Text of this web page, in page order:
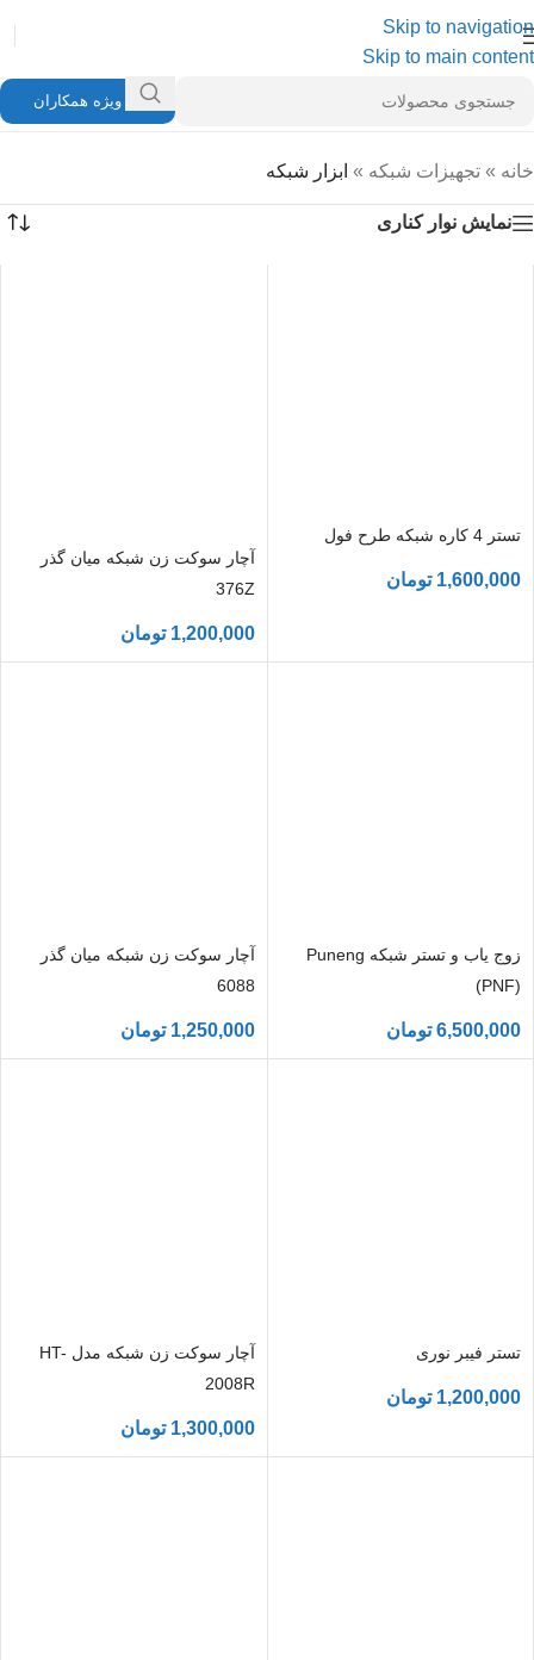
Skip to navigation
Skip to main content
ویژه همکاران
خانه » تجهیزات شبکه » ابزار شبکه
نمایش نوار کناری
تستر 4 کاره شبکه طرح فول
1,600,000 تومان
آچار سوکت زن شبکه میان گذر
376Z
1,200,000 تومان
زوج یاب و تستر شبکه Puneng
(PNF)
6,500,000 تومان
آچار سوکت زن شبکه میان گذر
6088
1,250,000 تومان
تستر فیبر نوری
1,200,000 تومان
آچار سوکت زن شبکه مدل HT-
2008R
1,300,000 تومان